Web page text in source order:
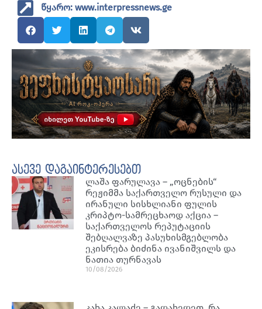
წყარო: www.interpressnews.ge
ასევე დაგაინტერესებთ
ლაშა ფარულავა – „ოცნების“
რეჟიმმა საქართველო რუსული და
ირანული სისხლიანი ფულის
კრიპტო-სამრეცხაოდ აქცია –
საქართველოს რეპუტაციის
შებღალვაზე პასუხისმგებლობა
ეკისრება ბიძინა ივანიშვილს და
ნათია თურნავას
10/08/2026